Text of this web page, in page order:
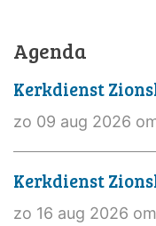
Agenda
Kerkdienst
zo 09 aug 2026
Kerkdienst
zo 16 aug 2026